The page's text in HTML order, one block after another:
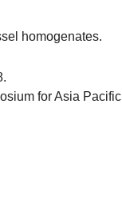
homogenates.
for Asia Pacific